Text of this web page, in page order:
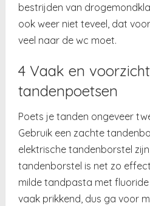
bestrijden van
ook weer niet teveel, dat
veel naar de wc moet.
4 Vaak en
tandenpoetsen
Poets je tanden ongeveer
Gebruik een zachte
elektrische tandenborstel
tandenborstel is net zo
milde tandpasta met fluoride
vaak prikkend, dus ga voor